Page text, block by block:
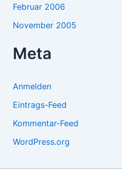
Februar 2006
November 2005
Meta
Anmelden
Eintrags-Feed
Kommentar-Feed
WordPress.org